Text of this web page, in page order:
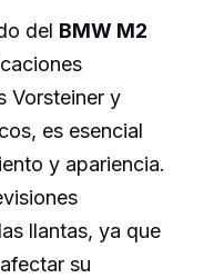
del BMW M2
Vorsteiner y
es esencial
y apariencia.
llantas, ya que
su